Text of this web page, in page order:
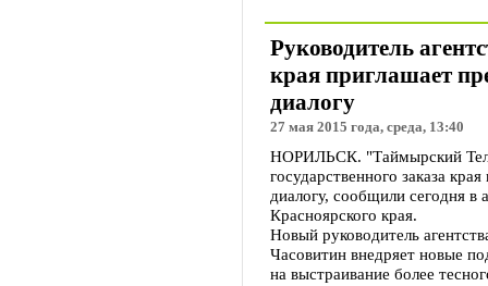
Руководитель
края приглашает
диалогу
27 мая 2015 года, среда, 13:40
НОРИЛЬСК. "Таймырский
государственного заказа
диалогу, сообщили сегодня в
Красноярского края.
Новый руководитель
Часовитин внедряет новые
на выстраивание более